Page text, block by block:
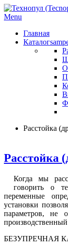
Menu
Главная
Каталог
Расстойка
Расстойка
Когда мы
говорить о
переменные
установки
параметров, не
БЕЗУПРЕЧНАЯ